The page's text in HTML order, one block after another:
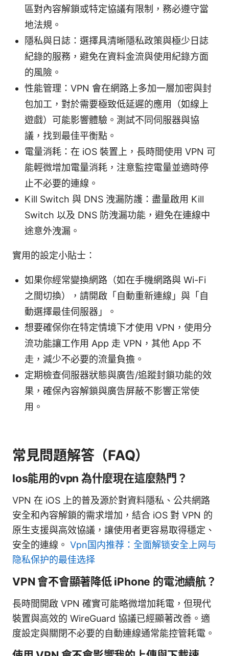
區對內容解鎖或特定協議有限制，務必遵守當
地法規。
隱私與日誌：選擇具清晰隱私政策與極少日誌
紀錄的服務，避免在資料金流與使用紀錄方面
的風險。
性能管理：VPN 會在網路上多加一層加密與封
包加工，對於需要極致低延遲的應用（如線上
遊戲）可能影響體驗。測試不同伺服器與協
議，找到最佳平衡點。
電量消耗：在 iOS 裝置上，長時間使用 VPN 可
能輕微增加電量消耗，注意監控電量並適時停
止不必要的連線。
Kill Switch 與 DNS 洩漏防護：盡量啟用 Kill
Switch 以及 DNS 防洩漏功能，避免在連線中
途意外洩漏。
實用的設定小貼士：
如果你經常變換網路（如在手機網路與 Wi-Fi
之間切換），請開啟「自動重新連線」與「自
動選擇最佳伺服器」。
想要確保你在特定情境下才使用 VPN，使用分
流功能讓工作用 App 走 VPN，其他 App 不
走，減少不必要的流量負擔。
定期檢查伺服器狀態與廣告/追蹤封鎖功能的效
果，確保內容解鎖與廣告屏蔽不影響正常使
用。
常見問題解答（FAQ）
Ios能用的vpn 為什麼現在這麼熱門？
VPN 在 iOS 上的普及源於對資料隱私、公共網路
安全和內容解鎖的需求增加，結合 iOS 對 VPN 的
原生支援與高效協議，讓使用者更容易取得穩定、
安全的連線。 Vpn国内推荐：全面解锁安全上网与
隐私保护的最佳选择
VPN 會不會顯著降低 iPhone 的電池續航？
長時間開啟 VPN 確實可能略微增加耗電，但現代
裝置與高效的 WireGuard 協議已經顯著改善。適
度設定與關閉不必要的自動連線通常能控管耗電。